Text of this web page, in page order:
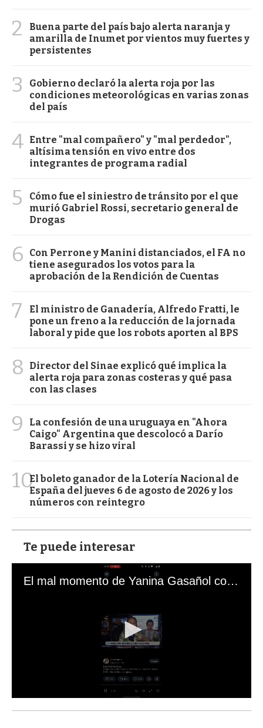
2
Buena parte del país bajo alerta naranja y
amarilla de Inumet por vientos muy fuertes y
persistentes
3
Gobierno declaró la alerta roja por las
condiciones meteorológicas en varias zonas
del país
4 Entre "mal compañero" y "mal perdedor",
altísima tensión en vivo entre dos
integrantes de programa radial
5
Cómo fue el siniestro de tránsito por el que
murió Gabriel Rossi, secretario general de
Drogas
6
Con Perrone y Manini distanciados, el FA no
tiene asegurados los votos para la
aprobación de la Rendición de Cuentas
7
El ministro de Ganadería, Alfredo Fratti, le
pone un freno a la reducción de la jornada
laboral y pide que los robots aporten al BPS
8
Director del Sinae explicó qué implica la
alerta roja para zonas costeras y qué pasa
con las clases
9
La confesión de una uruguaya en "Ahora
Caigo" Argentina que descolocó a Darío
Barassi y se hizo viral
10El boleto ganador de la Lotería Nacional de
España del jueves 6 de agosto de 2026 y los
números con reintegro
Te puede interesar
El mal momento de Yanina Gasañol con un hincha argentino en "Subrayado"
s